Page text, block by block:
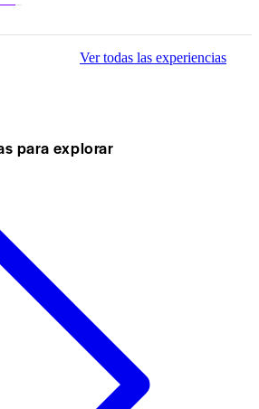
Ver todas las experiencias
para explorar